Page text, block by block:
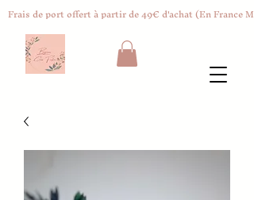
Frais de port offert à partir de 49€ d'achat (En France